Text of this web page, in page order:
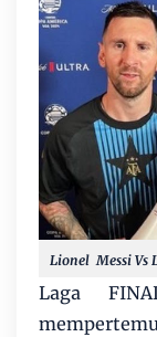
Lionel Messi Vs
Laga